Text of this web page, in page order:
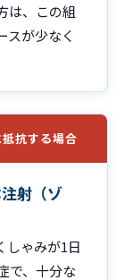
は、この組
スが少なく
抗する場合
射（ゾ
しゃみが1日
で、十分な